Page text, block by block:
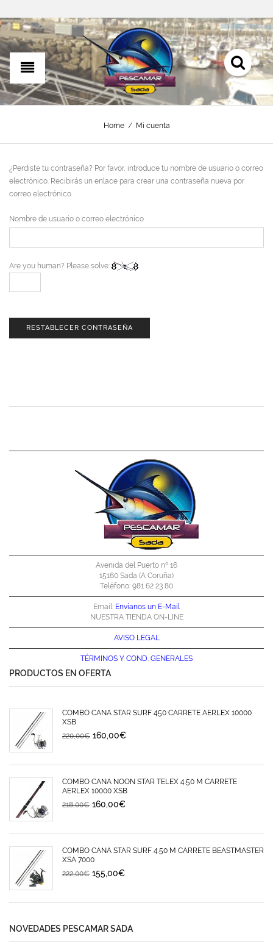
Home / Mi cuenta
¿Perdiste tu contraseña? Por favor, introduce tu nombre de usuario o correo
electrónico. Recibirás un enlace para crear una contraseña nueva por
correo electrónico.
Nombre de usuario o correo electrónico
Are you human? Please solve:
RESTABLECER CONTRASEÑA
Avenida del Puerto nº 16
15160 Sada (A Coruña)
Teléfono: 981 62 23 80
Email: Envíanos un E-Mail
NUESTRA TIENDA ON-LINE
AVISO LEGAL
TÉRMINOS Y COND. GENERALES
PRODUCTOS EN OFERTA
COMBO CAÑA STAR SURF 450 CARRETE AERLEX 10000
XSB
220,00€ 160,00€
COMBO CAÑA NOON STAR TELEX 4.50 M CARRETE
AERLEX 10000 XSB
218,00€ 160,00€
COMBO CAÑA STAR SURF 4.50 M CARRETE BEASTMASTER
XSA 7000
222,00€ 155,00€
NOVEDADES PESCAMAR SADA